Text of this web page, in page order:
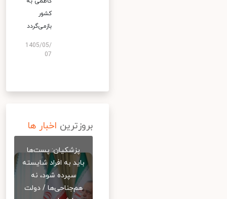
کشور
بازمی‌گردد
1405/05/
07
بروزترین اخبار ها
پزشکیان: پست‌ها
باید به افراد شایسته
سپرده شود، نه
هم‌جناحی‌ها / دولت